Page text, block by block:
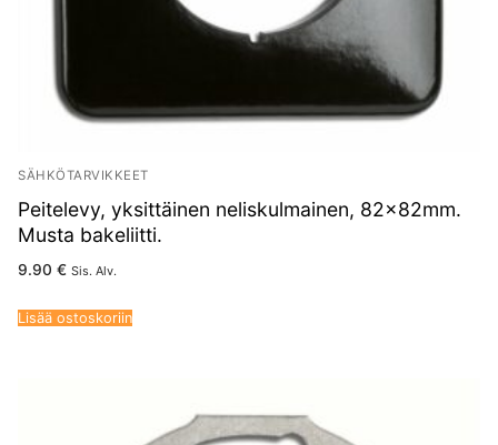
SÄHKÖTARVIKKEET
Peitelevy, yksittäinen neliskulmainen, 82x82mm.
Musta bakeliitti.
9.90 € Sis. Alv.
Lisää ostoskoriin